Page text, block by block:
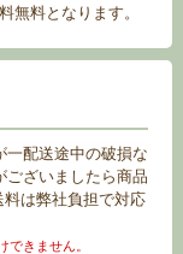
無料となります。
一配送途中の破損な
ございましたら商品
は弊社負担で対応
きません。